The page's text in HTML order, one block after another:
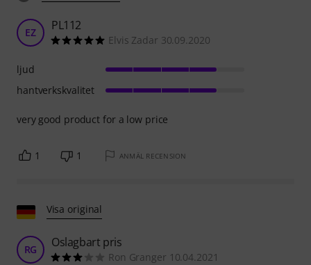
EZ PL112
Elvis Zadar 30.09.2020
very good product for a low price
ljud
hantverkskvalitet
1 1 ANMÄL RECENSION
Visa original
RG Oslagbart pris
Ron Granger 10.04.2021